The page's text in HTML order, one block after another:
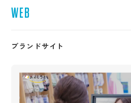
WEB
ブランドサイト